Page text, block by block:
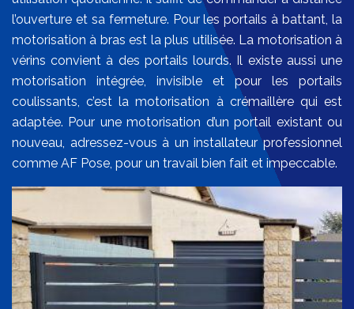
l’ouverture et sa fermeture. Pour les portails à battant, la
motorisation à bras est la plus utilisée. La motorisation à
vérins convient à des portails lourds. Il existe aussi une
motorisation intégrée, invisible et pour les portails
coulissants, c’est la motorisation à crémaillère qui est
adaptée. Pour une motorisation d’un portail existant ou
nouveau, adressez-vous à un installateur professionnel
comme AF Pose, pour un travail bien fait et impeccable.